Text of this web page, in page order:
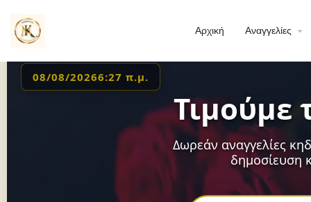
Αρχική Αναγγελίες
Τιμούμε
Δωρεάν αναγγελίες
δημοσίευση
08/08/20266:27 π.μ.